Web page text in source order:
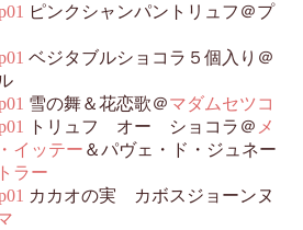
ピンクシャンパントリュフ＠プ
ベジタブルショコラ５個入り＠
雪の舞＆花恋歌＠マダムセツコ
トリュフ オー ショコラ＠ メ
イッテー ＆パヴェ・ド・ジュネー
ラー
カカオの実 カボスジョーンヌ